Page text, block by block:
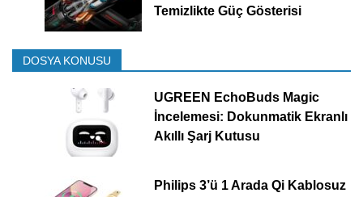
Temizlikte Güç Gösterisi
DOSYA KONUSU
UGREEN EchoBuds Magic
İncelemesi: Dokunmatik Ekranlı
Akıllı Şarj Kutusu
Philips 3’ü 1 Arada Qi Kablosuz